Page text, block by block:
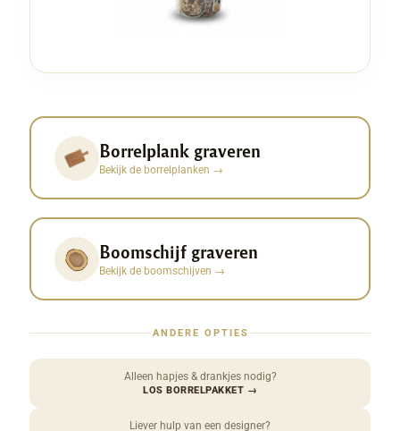
Borrelplank graveren
Bekijk de borrelplanken →
Boomschijf graveren
Bekijk de boomschijven →
ANDERE OPTIES
Alleen hapjes & drankjes nodig?
LOS BORRELPAKKET →
Liever hulp van een designer?